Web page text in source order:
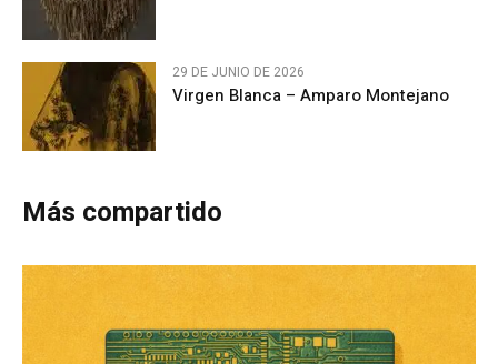
29 DE JUNIO DE 2026
Virgen Blanca – Amparo Montejano
Más compartido